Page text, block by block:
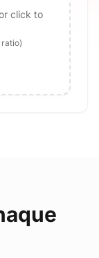
click to